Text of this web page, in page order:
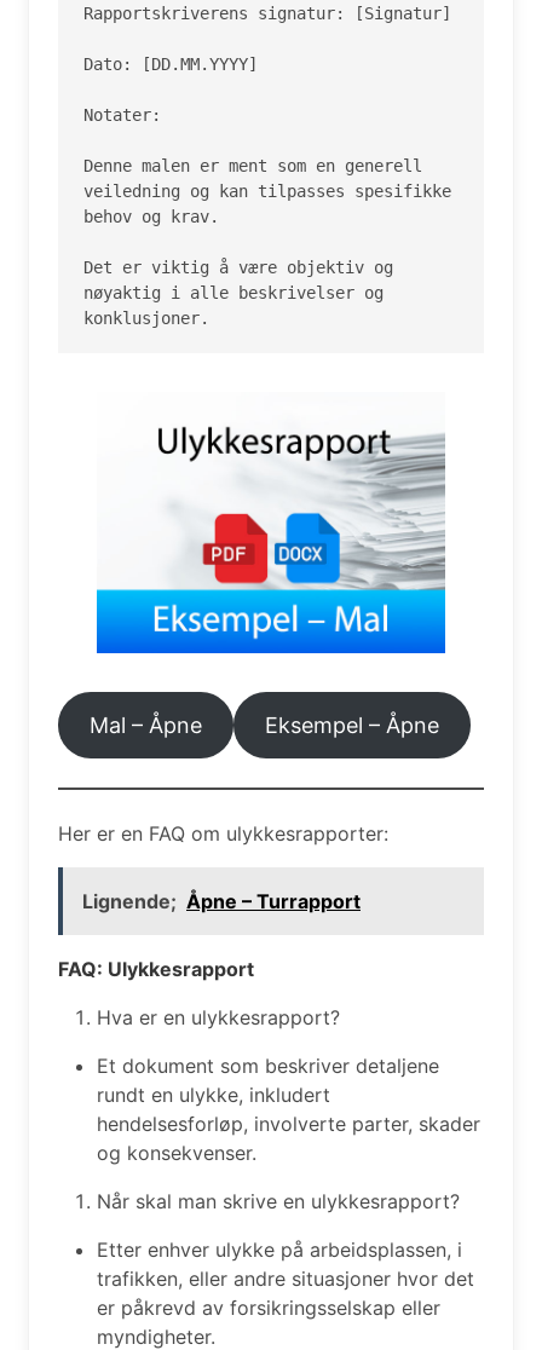
Rapportskriverens signatur: [Signatur]
Dato: [DD.MM.YYYY]
Notater:
Denne malen er ment som en generell
veiledning og kan tilpasses spesifikke
behov og krav.
Det er viktig å være objektiv og
nøyaktig i alle beskrivelser og
konklusjoner.
Mal – Åpne Eksempel – Åpne
Her er en FAQ om ulykkesrapporter:
Lignende; Åpne – Turrapport
FAQ: Ulykkesrapport
Hva er en ulykkesrapport?
Et dokument som beskriver detaljene
rundt en ulykke, inkludert
hendelsesforløp, involverte parter, skader
og konsekvenser.
Når skal man skrive en ulykkesrapport?
Etter enhver ulykke på arbeidsplassen, i
trafikken, eller andre situasjoner hvor det
er påkrevd av forsikringsselskap eller
myndigheter.